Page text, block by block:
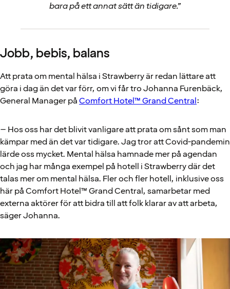
bara på ett annat sätt än tidigare.”
Jobb, bebis, balans
Att prata om mental hälsa i Strawberry är redan lättare att
göra i dag än det var förr, om vi får tro Johanna Furenbäck,
General Manager påComfort Hotel™ Grand Central:
– Hos oss har det blivit vanligare att prata om sånt som man
kämpar med än det var tidigare. Jag tror att Covid-pandemin
lärde oss mycket. Mental hälsa hamnade mer på agendan
och jag har många exempel på hotell i Strawberry där det
talas mer om mental hälsa. Fler och fler hotell, inklusive oss
här på Comfort Hotel™ Grand Central, samarbetar med
externa aktörer för att bidra till att folk klarar av att arbeta,
säger Johanna.